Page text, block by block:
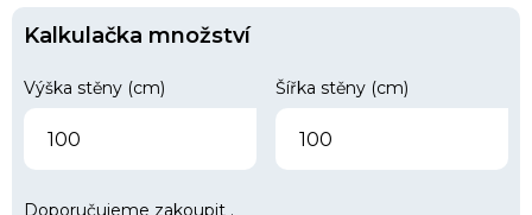
Kalkulačka množství
Výška stěny (cm) Šířka stěny (cm)